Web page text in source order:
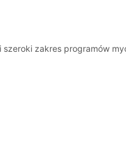
szeroki zakres programów